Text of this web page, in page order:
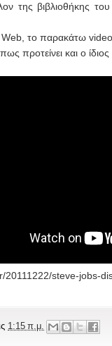
της βιβλιοθήκης
, το παρακάτω video
προτείνει και ο ίδιος
steve-jobs-
1:15 π.μ.